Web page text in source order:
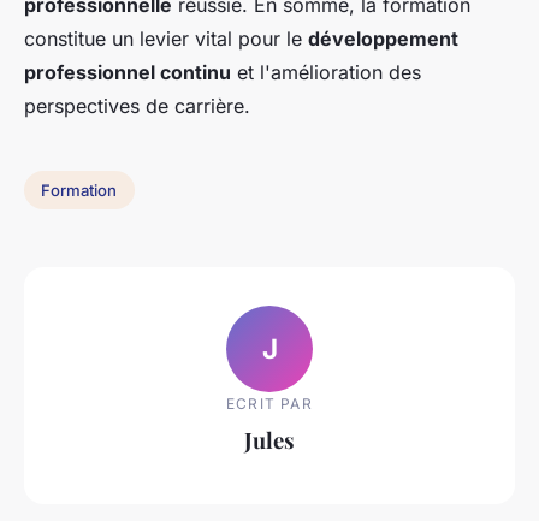
professionnelle réussie. En somme, la formation
constitue un levier vital pour le développement
professionnel continu et l'amélioration des
perspectives de carrière.
Formation
J
ECRIT PAR
Jules